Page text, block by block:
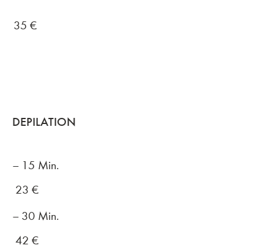
35 €
DEPILATION
15 Min.
23 €
30 Min.
42 €